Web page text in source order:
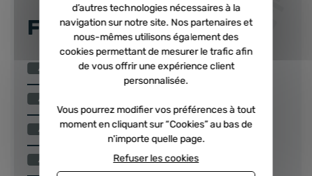
FAQ INJECTEUR
Comment choisir un injecteur ?
Qu’est-ce qu’une consigne injecteur ?
Comment nous renvoyer la consigne ?
d’autres technologies nécessaires à la
navigation sur notre site. Nos partenaires et
nous-mêmes utilisons également des
cookies permettant de mesurer le trafic afin
de vous offrir une expérience client
personnalisée.
Vous pourrez modifier vos préférences à tout
moment en cliquant sur “Cookies” au bas de
n'importe quelle page.
Refuser les cookies